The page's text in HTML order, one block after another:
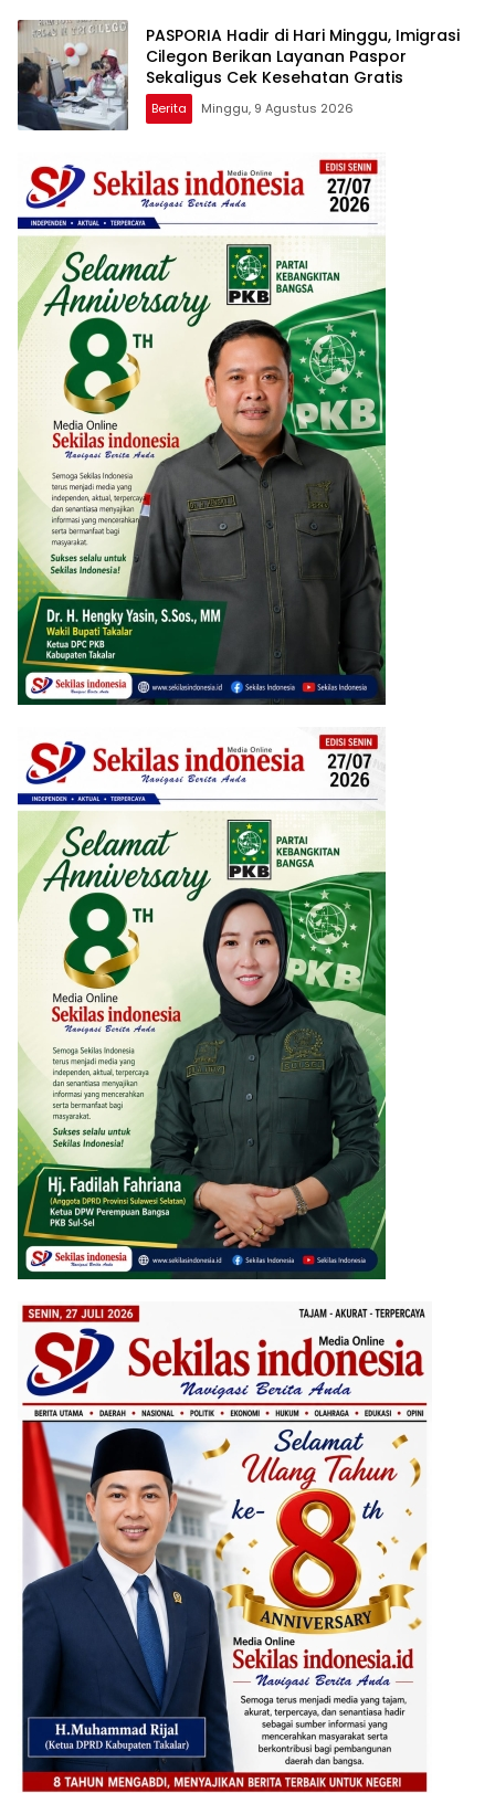
PASPORIA Hadir di Hari Minggu, Imigrasi
Cilegon Berikan Layanan Paspor
Sekaligus Cek Kesehatan Gratis
Berita Minggu, 9 Agustus 2026